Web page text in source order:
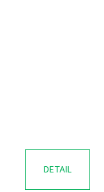
DETAIL